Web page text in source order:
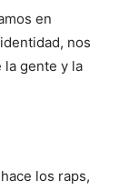
en
nos
la gente y la
los raps,